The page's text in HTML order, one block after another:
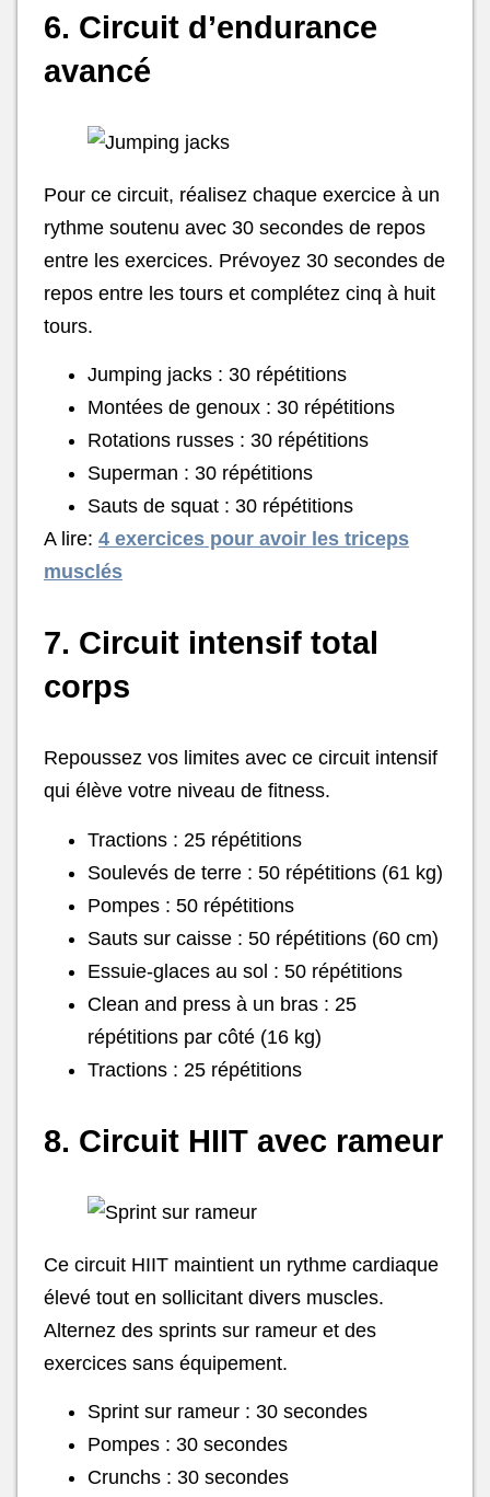
6. Circuit d’endurance
avancé
Pour ce circuit, réalisez chaque exercice à un
rythme soutenu avec 30 secondes de repos
entre les exercices. Prévoyez 30 secondes de
repos entre les tours et complétez cinq à huit
tours.
Jumping jacks : 30 répétitions
Montées de genoux : 30 répétitions
Rotations russes : 30 répétitions
Superman : 30 répétitions
Sauts de squat : 30 répétitions
A lire: 4 exercices pour avoir les triceps
musclés
7. Circuit intensif total
corps
Repoussez vos limites avec ce circuit intensif
qui élève votre niveau de fitness.
Tractions : 25 répétitions
Soulevés de terre : 50 répétitions (61 kg)
Pompes : 50 répétitions
Sauts sur caisse : 50 répétitions (60 cm)
Essuie-glaces au sol : 50 répétitions
Clean and press à un bras : 25
répétitions par côté (16 kg)
Tractions : 25 répétitions
8. Circuit HIIT avec rameur
Ce circuit HIIT maintient un rythme cardiaque
élevé tout en sollicitant divers muscles.
Alternez des sprints sur rameur et des
exercices sans équipement.
Sprint sur rameur : 30 secondes
Pompes : 30 secondes
Crunchs : 30 secondes